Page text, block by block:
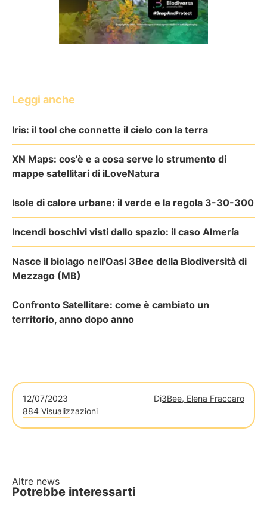
Leggi anche
Iris: il tool che connette il cielo con la terra
XN Maps: cos'è e a cosa serve lo strumento di
mappe satellitari di iLoveNatura
Isole di calore urbane: il verde e la regola 3-30-300
Incendi boschivi visti dallo spazio: il caso Almería
Nasce il biolago nell'Oasi 3Bee della Biodiversità di
Mezzago (MB)
Confronto Satellitare: come è cambiato un
territorio, anno dopo anno
12/07/2023 Di3Bee, Elena Fraccaro
884 Visualizzazioni
Altre news
Potrebbe interessarti